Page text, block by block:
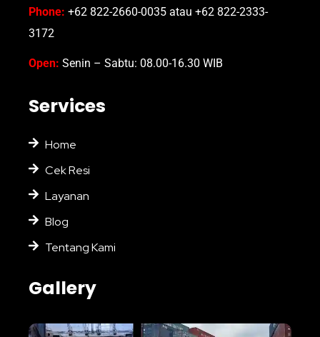
Phone: +62 822-2660-0035 atau +62 822-2333-
3172
Open: Senin – Sabtu: 08.00-16.30 WIB
Services
Home
Cek Resi
Layanan
Blog
Tentang Kami
Gallery